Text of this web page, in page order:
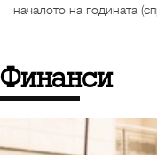
началото на годината
Финанси